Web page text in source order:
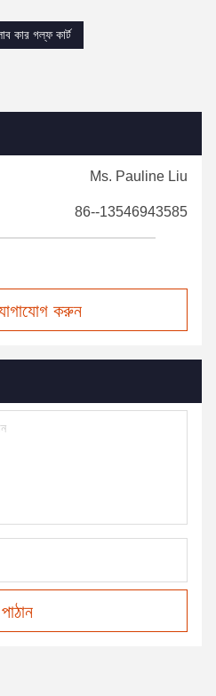
কার গল্ফ কার্ট
Ms. Pauline Liu
86--13546943585
করুন
পাঠান